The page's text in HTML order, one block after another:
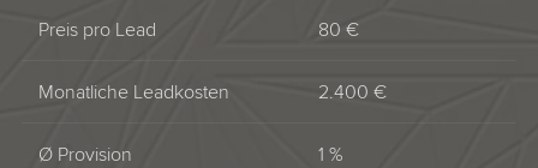
Preis pro Lead 80 €
Monatliche Leadkosten 2.400 €
Ø Provision 1 %